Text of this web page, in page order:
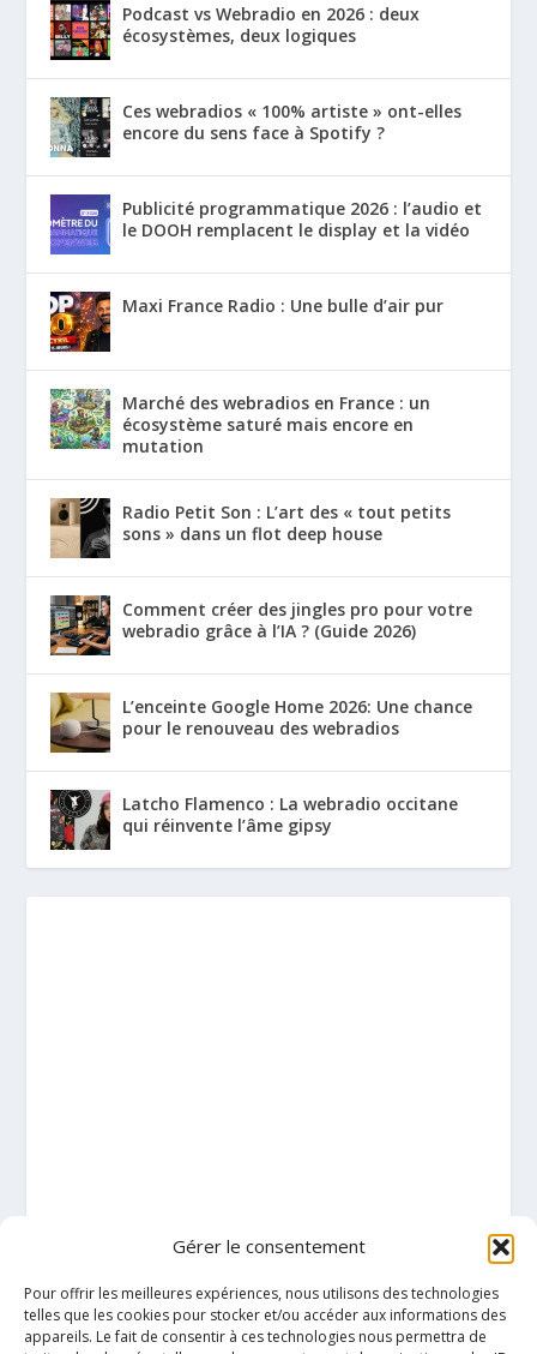
Gérer le consentement
Pour offrir les meilleures expériences, nous utilisons des technologies
telles que les cookies pour stocker et/ou accéder aux informations des
appareils. Le fait de consentir à ces technologies nous permettra de
Podcast vs Webradio en 2026 : deux
écosystèmes, deux logiques
Ces webradios « 100% artiste » ont-elles
encore du sens face à Spotify ?
Publicité programmatique 2026 : l’audio et
le DOOH remplacent le display et la vidéo
Maxi France Radio : Une bulle d’air pur
Marché des webradios en France : un
écosystème saturé mais encore en
mutation
Radio Petit Son : L’art des « tout petits
sons » dans un flot deep house
Comment créer des jingles pro pour votre
webradio grâce à l’IA ? (Guide 2026)
L’enceinte Google Home 2026: Une chance
pour le renouveau des webradios
Latcho Flamenco : La webradio occitane
qui réinvente l’âme gipsy